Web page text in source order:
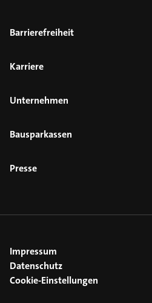
Barrierefreiheit
Karriere
Unternehmen
Bausparkassen
Presse
Impressum
Datenschutz
Cookie-Einstellungen